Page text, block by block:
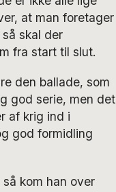
at man foretager
skal der
fra start til slut.
den ballade, som
god serie, men det
af krig ind i
god formidling
kom han over